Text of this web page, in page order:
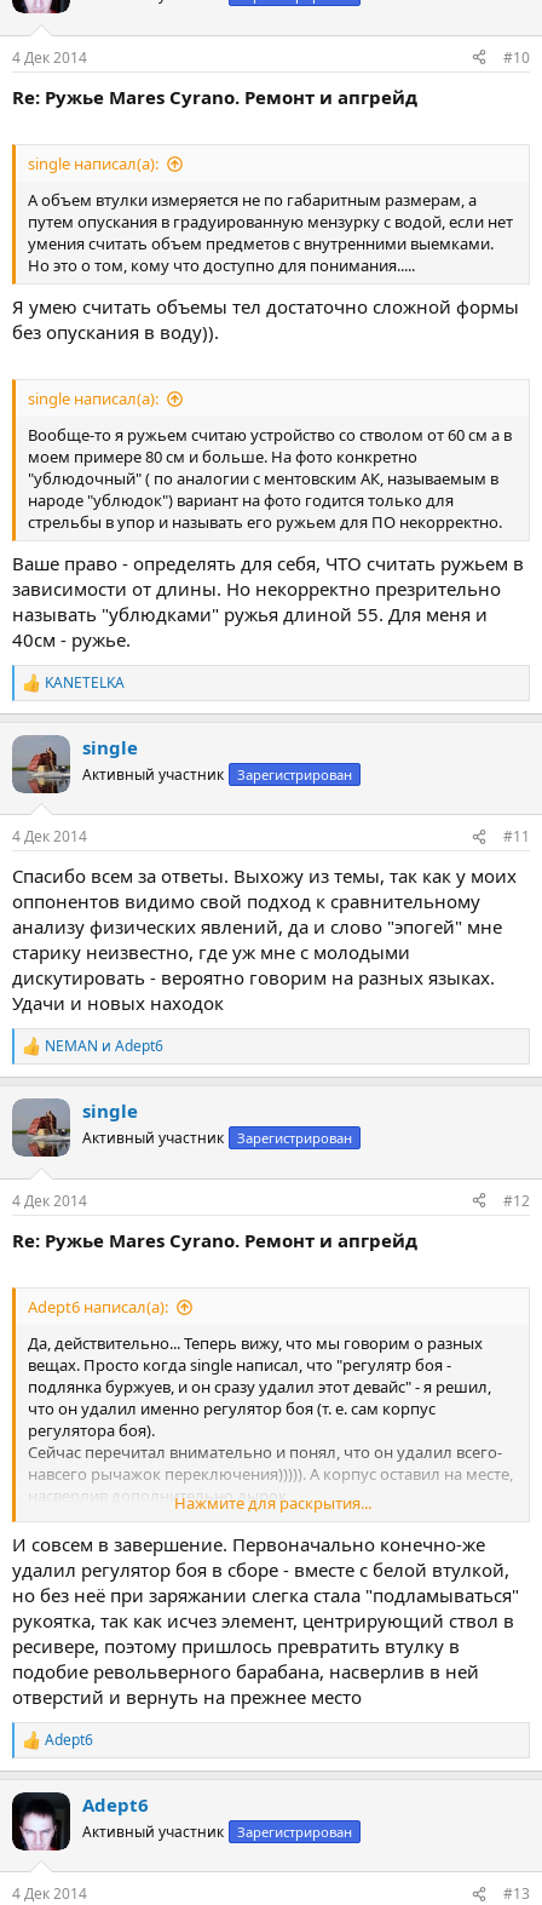
4 Дек 2014 #10
Re: Ружье Mares Cyrano. Ремонт и апгрейд
single написал(а):
А объем втулки измеряется не по габаритным размерам, а
путем опускания в градуированную мензурку с водой, если нет
умения считать объем предметов с внутренними выемками.
Но это о том, кому что доступно для понимания.....
Я умею считать объемы тел достаточно сложной формы
без опускания в воду)).
single написал(а):
Вообще-то я ружьем считаю устройство со стволом от 60 см а в
моем примере 80 см и больше. На фото конкретно
"ублюдочный" ( по аналогии с ментовским АК, называемым в
народе "ублюдок") вариант на фото годится только для
стрельбы в упор и называть его ружьем для ПО некорректно.
Ваше право - определять для себя, ЧТО считать ружьем в
зависимости от длины. Но некорректно презрительно
называть "ублюдками" ружья длиной 55. Для меня и
40см - ружье.
Р
е
ц
и
KANETELKA
single
Активный участник Зарегистрирован
4 Дек 2014 #11
Спасибо всем за ответы. Выхожу из темы, так как у моих
оппонентов видимо свой подход к сравнительному
анализу физических явлений, да и слово "эпогей" мне
старику неизвестно, где уж мне с молодыми
дискутировать - вероятно говорим на разных языках.
Удачи и новых находок
Р
е
ц
и
NEMAN и Adept6
single
Активный участник Зарегистрирован
4 Дек 2014 #12
Re: Ружье Mares Cyrano. Ремонт и апгрейд
Adept6 написал(а):
Да, действительно... Теперь вижу, что мы говорим о разных
вещах. Просто когда singlе написал, что "регулятр боя -
подлянка буржуев, и он сразу удалил этот девайс" - я решил,
что он удалил именно регулятор боя (т. е. сам корпус
регулятора боя).
Сейчас перечитал внимательно и понял, что он удалил всего-
навсего рычажок переключения))))). А корпус оставил на месте,
насверлив дополнительно дырок.
Честно говоря, это еще более бессмысленно, чем то, о чем я
сначала подумал.
Нажмите для раскрытия...
И совсем в завершение. Первоначально конечно-же
удалил регулятор боя в сборе - вместе с белой втулкой,
но без неё при заряжании слегка стала "подламываться"
рукоятка, так как исчез элемент, центрирующий ствол в
ресивере, поэтому пришлось превратить втулку в
подобие револьверного барабана, насверлив в ней
отверстий и вернуть на прежнее место
Р
е
ц
и
Adept6
Adept6
Активный участник Зарегистрирован
4 Дек 2014 #13